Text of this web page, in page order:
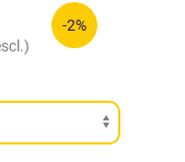
-2%